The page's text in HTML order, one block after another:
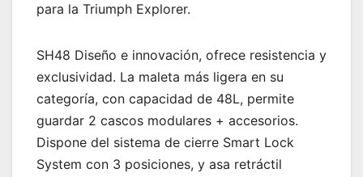
para la Triumph Explorer.
SH48 Diseño e innovación, ofrece resistencia y
exclusividad. La maleta más ligera en su
categoría, con capacidad de 48L, permite
guardar 2 cascos modulares + accesorios.
Dispone del sistema de cierre Smart Lock
System con 3 posiciones, y asa retráctil